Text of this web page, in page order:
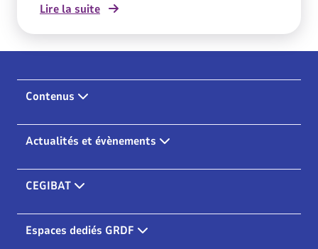
Lire la suite
Contenus
Actualités et évènements
CEGIBAT
Espaces dediés GRDF